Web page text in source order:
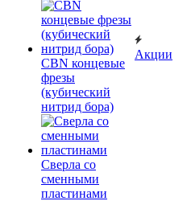
CBN концевые
фрезы
(кубический
нитрид бора)
Сверла со
сменными
пластинами
Акции